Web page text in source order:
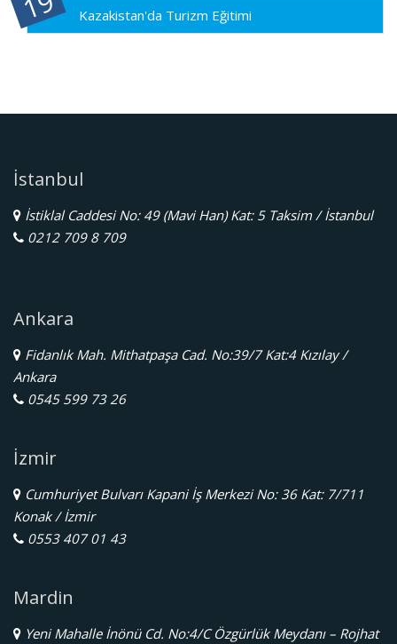
Kazakistan'da Turizm Eğitimi
İstanbul
İstiklal Caddesi No: 49 (Mavi Han) Kat: 5 Taksim / İstanbul
0212 709 8 709
Ankara
Fidanlık Mah. Mithatpaşa Cad. No:39/7 Kat:4 Kızılay /
Ankara
0545 599 73 26
İzmir
Cumhuriyet Bulvarı Kapani İş Merkezi No: 36 Kat: 7/711
Konak / İzmir
0553 407 01 43
Mardin
Yeni Mahalle İnönü Cd. No:4/C Özgürlük Meydanı – Rojhat